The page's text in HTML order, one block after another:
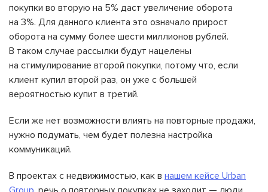
покупки во вторую на 5% даст увеличение оборота
на 3%. Для данного клиента это означало прирост
оборота на сумму более шести миллионов рублей.
В таком случае рассылки будут нацелены
на стимулирование второй покупки, потому что, если
клиент купил второй раз, он уже с большей
вероятностью купит в третий.
Если же нет возможности влиять на повторные продажи,
нужно подумать, чем будет полезна настройка
коммуникаций.
В проектах с недвижимостью, как в нашем кейсе Urban